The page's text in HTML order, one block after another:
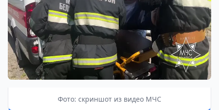
Фото: скриншот из видео МЧС